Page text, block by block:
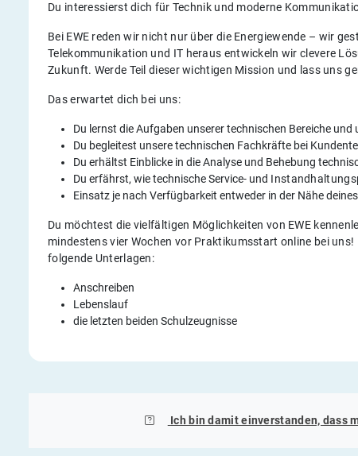
Du interessierst dich für Technik und moderne
Bei EWE reden wir nicht nur über die Energiewende – wir
Telekommunikation und IT heraus entwickeln wir clevere
Zukunft. Werde Teil dieser wichtigen Mission und lass uns
Das erwartet dich bei uns:
Du lernst die Aufgaben unserer technischen Bereiche und
Du begleitest unsere technischen Fachkräfte bei
Du erhältst Einblicke in die Analyse und Behebung
Du erfährst, wie technische Service- und
Einsatz je nach Verfügbarkeit entweder in der Nähe
Du möchtest die vielfältigen Möglichkeiten von EWE
mindestens vier Wochen vor Praktikumsstart online bei
folgende Unterlagen:
Anschreiben
Lebenslauf
die letzten beiden Schulzeugnisse
Ich bin damit einverstanden, dass